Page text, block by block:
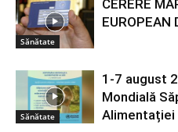
Sănătate
CERERE
EUROPEAN
Sănătate
1-7 august
Mondială
Alimentației